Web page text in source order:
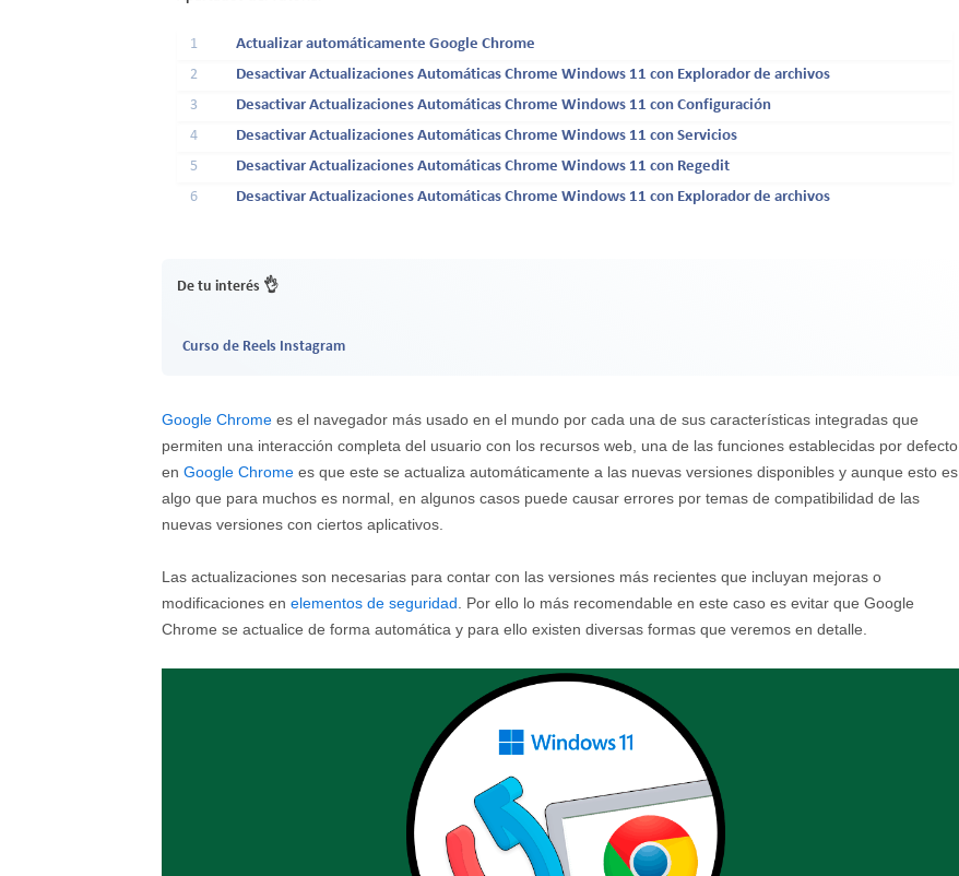
1
Actualizar automáticamente Google Chrome
2
Desactivar Actualizaciones Automáticas Chrome Windows 11 con Explorador de archivos
3
Desactivar Actualizaciones Automáticas Chrome Windows 11 con Configuración
4
Desactivar Actualizaciones Automáticas Chrome Windows 11 con Servicios
5
Desactivar Actualizaciones Automáticas Chrome Windows 11 con Regedit
6
Desactivar Actualizaciones Automáticas Chrome Windows 11 con Explorador de archivos
De tu interés 👌
Curso de Reels Instagram
Google Chrome es el navegador más usado en el mundo por cada una de sus características integradas que
permiten una interacción completa del usuario con los recursos web, una de las funciones establecidas por defecto
en Google Chrome es que este se actualiza automáticamente a las nuevas versiones disponibles y aunque esto es
algo que para muchos es normal, en algunos casos puede causar errores por temas de compatibilidad de las
nuevas versiones con ciertos aplicativos.
Las actualizaciones son necesarias para contar con las versiones más recientes que incluyan mejoras o
modificaciones en elementos de seguridad. Por ello lo más recomendable en este caso es evitar que Google
Chrome se actualice de forma automática y para ello existen diversas formas que veremos en detalle.